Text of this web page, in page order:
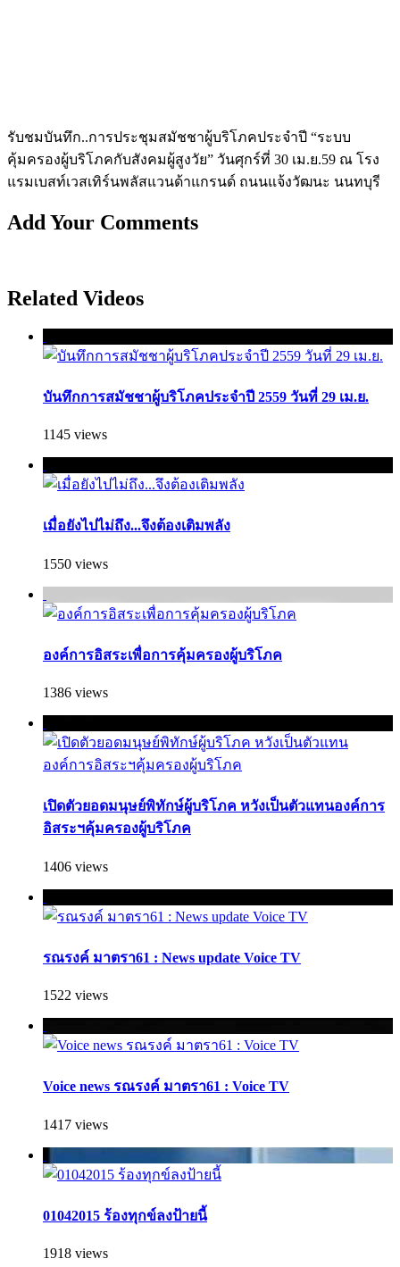
รับชมบันทึก..การประชุมสมัชชาผู้บริโภคประจำปี “ระบบ
คุ้มครองผู้บริโภคกับสังคมผู้สูงวัย” วันศุกร์ที่ 30 เม.ย.59 ณ โรง
แรมเบสท์เวสเทิร์นพลัสแวนด้าแกรนด์ ถนนแจ้งวัฒนะ นนทบุรี
Add Your Comments
Related Videos
บันทึกการสมัชชาผู้บริโภคประจำปี 2559 วันที่ 29 เม.ย.
1145 views
เมื่อยังไปไม่ถึง...จึงต้องเติมพลัง
1550 views
องค์การอิสระเพื่อการคุ้มครองผู้บริโภค
1386 views
เปิดตัวยอดมนุษย์พิทักษ์ผู้บริโภค หวังเป็นตัวแทนองค์การ
อิสระฯคุ้มครองผู้บริโภค
1406 views
รณรงค์ มาตรา61 : News update Voice TV
1522 views
Voice news รณรงค์ มาตรา61 : Voice TV
1417 views
01042015 ร้องทุกข์ลงป้ายนี้
1918 views